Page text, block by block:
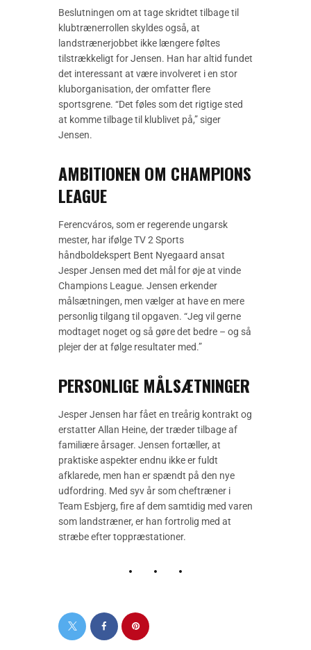
Beslutningen om at tage skridtet tilbage til
klubtrænerrollen skyldes også, at
landstrænerjobbet ikke længere føltes
tilstrækkeligt for Jensen. Han har altid fundet
det interessant at være involveret i en stor
kluborganisation, der omfatter flere
sportsgrene. “Det føles som det rigtige sted
at komme tilbage til klublivet på,” siger
Jensen.
AMBITIONEN OM CHAMPIONS
LEAGUE
Ferencváros, som er regerende ungarsk
mester, har ifølge TV 2 Sports
håndboldekspert Bent Nyegaard ansat
Jesper Jensen med det mål for øje at vinde
Champions League. Jensen erkender
målsætningen, men vælger at have en mere
personlig tilgang til opgaven. “Jeg vil gerne
modtaget noget og så gøre det bedre – og så
plejer der at følge resultater med.”
PERSONLIGE MÅLSÆTNINGER
Jesper Jensen har fået en treårig kontrakt og
erstatter Allan Heine, der træder tilbage af
familiære årsager. Jensen fortæller, at
praktiske aspekter endnu ikke er fuldt
afklarede, men han er spændt på den nye
udfordring. Med syv år som cheftræner i
Team Esbjerg, fire af dem samtidig med varen
som landstræner, er han fortrolig med at
stræbe efter toppræstationer.